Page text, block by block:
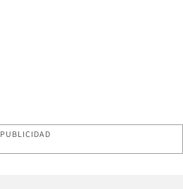
PUBLICIDAD